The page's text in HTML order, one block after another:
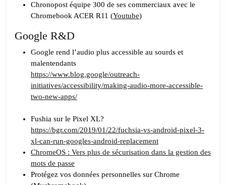
Chronopost équipe 300 de ses commerciaux avec le
Chromebook ACER R11 (Youtube)
Google R&D
Google rend l’audio plus accessible au sourds et
malentendants
https://www.blog.google/outreach-
initiatives/accessibility/making-audio-more-accessible-
two-new-apps/
Fushia sur le Pixel XL?
https://bgr.com/2019/01/22/fuchsia-vs-android-pixel-3-
xl-can-run-googles-android-replacement
ChromeOS : Vers plus de sécurisation dans la gestion des
mots de passe
Protégez vos données personnelles sur Chrome